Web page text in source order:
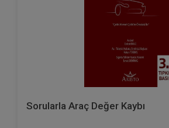
Sorularla Araç Değer Kaybı